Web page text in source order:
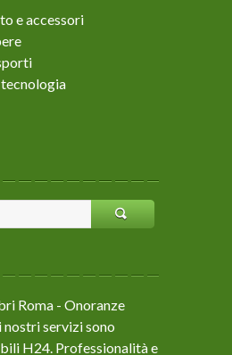
e accessori
Roma - Onoranze
nostri servizi sono
H24. Professionalità e